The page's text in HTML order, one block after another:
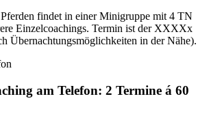
findet in einer Minigruppe mit 4 TN
Einzelcoachings. Termin ist der XXXXx
Übernachtungsmöglichkeiten in der Nähe).
am Telefon: 2 Termine á 60